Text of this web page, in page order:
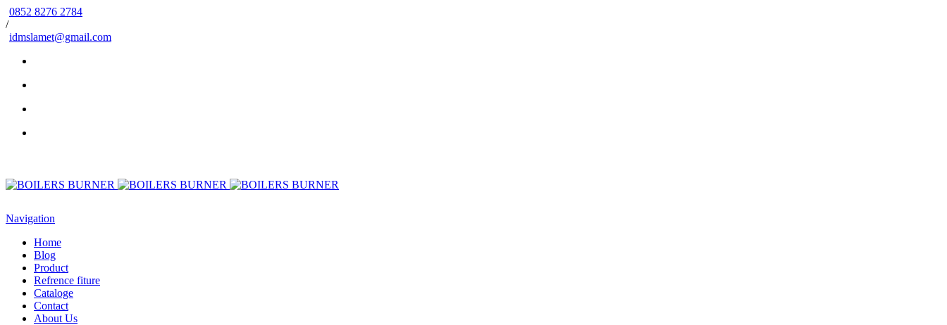
0852 8276 2784
/
idmslamet@gmail.com
Navigation
Home
Blog
Product
Refrence fiture
Cataloge
Contact
About Us